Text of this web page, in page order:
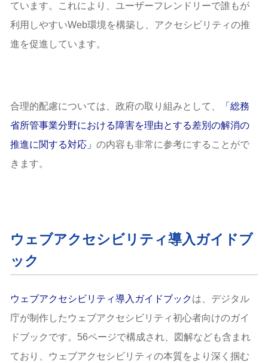
ています。これにより、ユーザーフレンドリーで誰もが
利用しやすいWeb環境を構築し、アクセシビリティの推
進を促進しています。
合理的配慮については、政府の取り組みとして、
「総務
省所管事業分野における障害を理由とする差別の解消の
推進に関する対応」 の内容も非常に参考にすることがで
きます。
ウェブアクセシビリティ導入ガイドブ
ック
ウェブアクセシビリティ導入ガイドブックは、デジタル
庁が制作したウェブアクセシビリティ初心者向けのガイ
ドブックです。56ページで構成され、図解なども含まれ
ており、ウェブアクセシビリティの本質をより深く掴む